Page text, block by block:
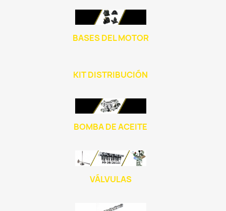
BASES DEL MOTOR
KIT DISTRIBUCIÓN
BOMBA DE ACEITE
VÁLVULAS